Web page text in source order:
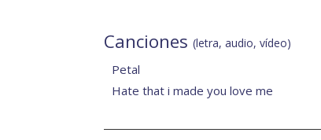
Canciones (letra, audio, vídeo)
Petal
Hate that i made you love me